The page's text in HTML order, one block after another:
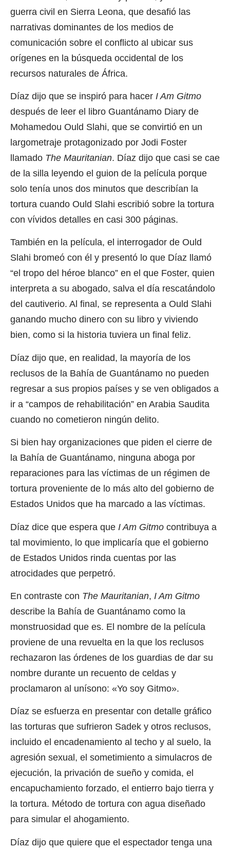
guerra civil en Sierra Leona, que desafió las
narrativas dominantes de los medios de
comunicación sobre el conflicto al ubicar sus
orígenes en la búsqueda occidental de los
recursos naturales de África.
Díaz dijo que se inspiró para hacer I Am Gitmo
después de leer el libro Guantánamo Diary de
Mohamedou Ould Slahi, que se convirtió en un
largometraje protagonizado por Jodi Foster
llamado The Mauritanian. Díaz dijo que casi se cae
de la silla leyendo el guion de la película porque
solo tenía unos dos minutos que describían la
tortura cuando Ould Slahi escribió sobre la tortura
con vívidos detalles en casi 300 páginas.
También en la película, el interrogador de Ould
Slahi bromeó con él y presentó lo que Díaz llamó
“el tropo del héroe blanco” en el que Foster, quien
interpreta a su abogado, salva el día rescatándolo
del cautiverio. Al final, se representa a Ould Slahi
ganando mucho dinero con su libro y viviendo
bien, como si la historia tuviera un final feliz.
Díaz dijo que, en realidad, la mayoría de los
reclusos de la Bahía de Guantánamo no pueden
regresar a sus propios países y se ven obligados a
ir a “campos de rehabilitación” en Arabia Saudita
cuando no cometieron ningún delito.
Si bien hay organizaciones que piden el cierre de
la Bahía de Guantánamo, ninguna aboga por
reparaciones para las víctimas de un régimen de
tortura proveniente de lo más alto del gobierno de
Estados Unidos que ha marcado a las víctimas.
Díaz dice que espera que I Am Gitmo contribuya a
tal movimiento, lo que implicaría que el gobierno
de Estados Unidos rinda cuentas por las
atrocidades que perpetró.
En contraste con The Mauritanian, I Am Gitmo
describe la Bahía de Guantánamo como la
monstruosidad que es. El nombre de la película
proviene de una revuelta en la que los reclusos
rechazaron las órdenes de los guardias de dar su
nombre durante un recuento de celdas y
proclamaron al unísono: «Yo soy Gitmo».
Díaz se esfuerza en presentar con detalle gráfico
las torturas que sufrieron Sadek y otros reclusos,
incluido el encadenamiento al techo y al suelo, la
agresión sexual, el sometimiento a simulacros de
ejecución, la privación de sueño y comida, el
encapuchamiento forzado, el entierro bajo tierra y
la tortura. Método de tortura con agua diseñado
para simular el ahogamiento.
Díaz dijo que quiere que el espectador tenga una